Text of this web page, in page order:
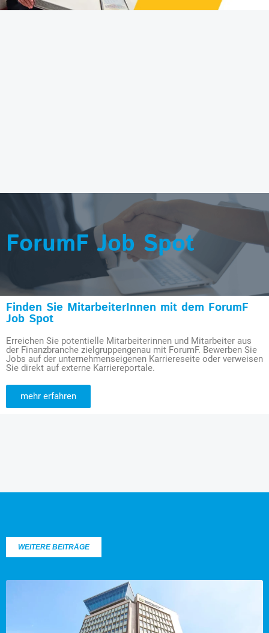
ForumF Job Spot
Finden Sie MitarbeiterInnen mit dem ForumF
Job Spot
Erreichen Sie potentielle Mitarbeiterinnen und Mitarbeiter aus
der Finanzbranche zielgruppengenau mit ForumF. Bewerben Sie
Jobs auf der unternehmenseigenen Karriereseite oder verweisen
Sie direkt auf externe Karriereportale.
mehr erfahren
WEITERE BEITRÄGE